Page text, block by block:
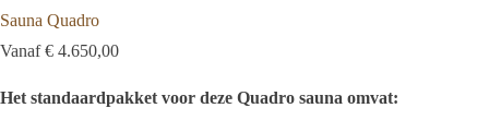
Sauna Quadro
Vanaf € 4.650,00
Het standaardpakket voor deze Quadro sauna omvat: